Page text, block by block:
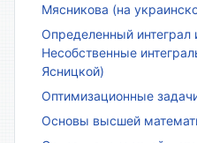
Мясникова (на
Определенный интеграл
Несобственные
Ясницкой)
Оптимизационные
Основы высшей